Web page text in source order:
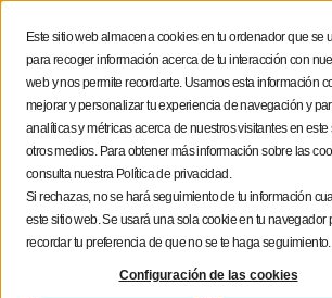
Este sitio web almacena cookies en tu ordenador que se
para recoger información acerca de tu interacción con
web y nos permite recordarte. Usamos esta información
mejorar y personalizar tu experiencia de navegación y
analíticas y métricas acerca de nuestros visitantes en este
otros medios. Para obtener más información sobre las
consulta nuestra Política de privacidad.
Si rechazas, no se hará seguimiento de tu información
este sitio web. Se usará una sola cookie en tu navegador
recordar tu preferencia de que no se te haga seguimiento.
Configuración de las cookies